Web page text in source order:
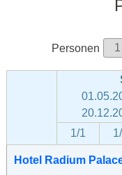
Personen
1/1
Hotel Radium